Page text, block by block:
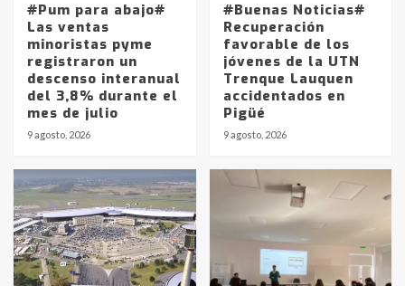
#Pum para abajo#
Las ventas
minoristas pyme
registraron un
descenso interanual
del 3,8% durante el
mes de julio
9 agosto, 2026
#Buenas Noticias#
Recuperación
favorable de los
jóvenes de la UTN
Trenque Lauquen
accidentados en
Pigüé
9 agosto, 2026